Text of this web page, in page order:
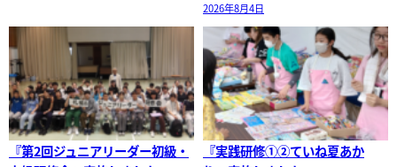
2026年8月4日
『第2回ジュニアリーダー初級・
『実践研修①②ていね夏あか